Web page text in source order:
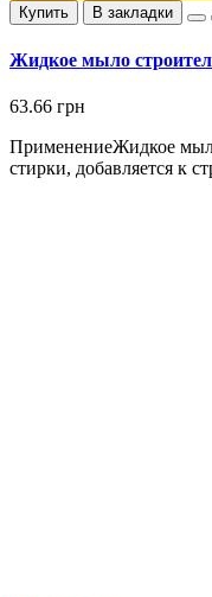
Купить В закладки
Жидкое мыло
63.66 грн
ПрименениеЖидкое
стирки, добавляется к